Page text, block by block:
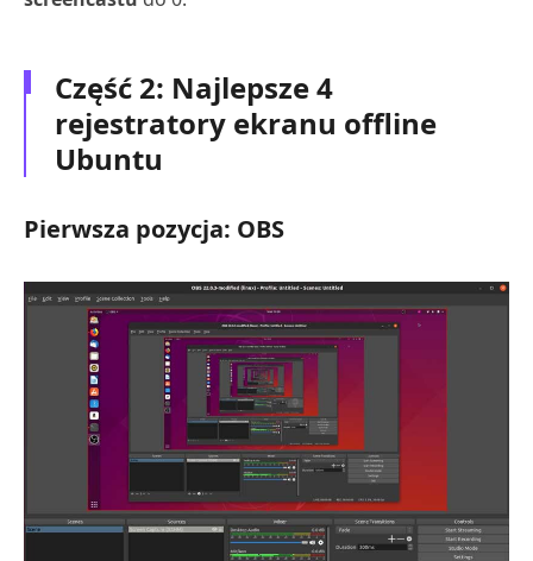
Część 2: Najlepsze 4
rejestratory ekranu offline
Ubuntu
Pierwsza pozycja: OBS